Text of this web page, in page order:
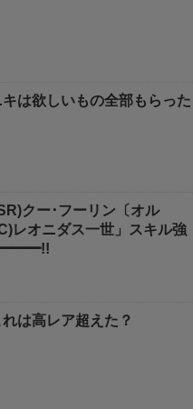
キは欲しいもの全部もらった
クー･フーリン〔オル
レオニダス一世」スキル強
れは高レア超えた？